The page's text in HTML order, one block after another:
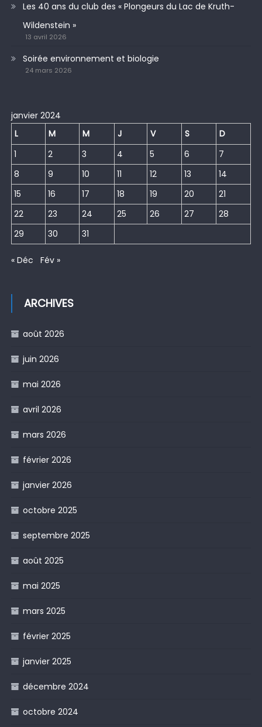
Les 40 ans du club des « Plongeurs du Lac de Kruth-
Wildenstein »
13 avril 2026
Soirée environnement et biologie
24 mars 2026
janvier 2024
L
M M J V S
D
1
2 3 4 5 6
7
8
9 10 11 12 13
14
15
16 17 18 19 20
21
22
23 24 25 26 27
28
29
30 31
« Déc Fév »
ARCHIVES
août 2026
juin 2026
mai 2026
avril 2026
mars 2026
février 2026
janvier 2026
octobre 2025
septembre 2025
août 2025
mai 2025
mars 2025
février 2025
janvier 2025
décembre 2024
octobre 2024